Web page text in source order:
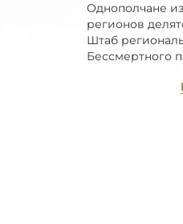
Однополчане
регионов
Штаб
Бессмертного